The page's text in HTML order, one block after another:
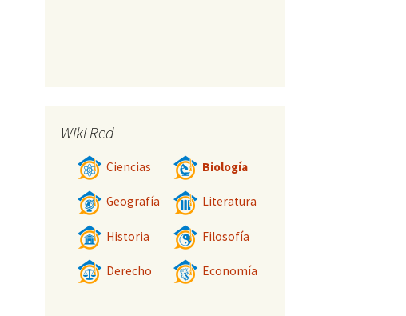
Wiki Red
Ciencias Biología
Geografía Literatura
Historia Filosofía
Derecho Economía